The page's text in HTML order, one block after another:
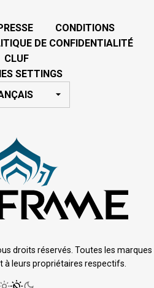
CONDITIONS
DE CONFIDENTIALITÉ
CLUF
SETTINGS
droits réservés. Toutes les marques
à leurs propriétaires respectifs.